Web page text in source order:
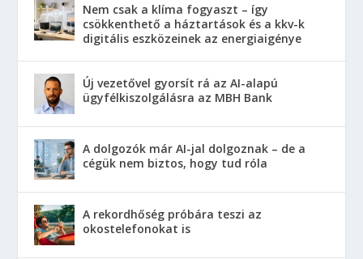
Nem csak a klíma fogyaszt – így
csökkenthető a háztartások és a kkv-k
digitális eszközeinek az energiaigénye
Új vezetővel gyorsít rá az AI-alapú
ügyfélkiszolgálásra az MBH Bank
A dolgozók már AI-jal dolgoznak – de a
cégük nem biztos, hogy tud róla
A rekordhőség próbára teszi az
okostelefonokat is